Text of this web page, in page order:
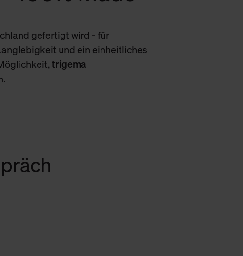
gefertigt wird - für
und ein einheitliches
trigema